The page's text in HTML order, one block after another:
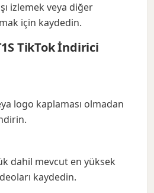
izlemek veya diğer
için kaydedin.
TikTok İndirici
logo kaplaması olmadan
dahil mevcut en yüksek
kaydedin.